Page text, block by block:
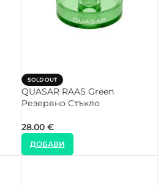
SOLD OUT
QUASAR RAAS Green
Резервно Стъкло
28.00 €
ДОБАВИ